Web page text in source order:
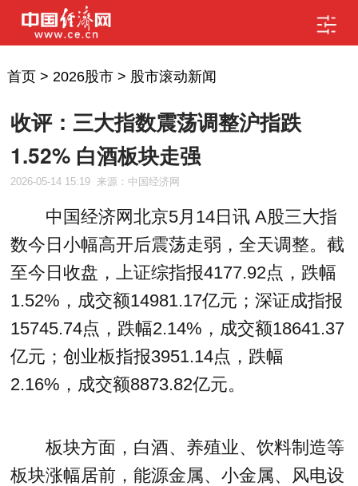
首页> 2026股市> 股市滚动新闻
收评：三大指数震荡调整沪指跌
1.52% 白酒板块走强
2026-05-14 15:19 来源：中国经济网
中国经济网北京5月14日讯 A股三大指
数今日小幅高开后震荡走弱，全天调整。截
至今日收盘，上证综指报4177.92点，跌幅
1.52%，成交额14981.17亿元；深证成指报
15745.74点，跌幅2.14%，成交额18641.37
亿元；创业板指报3951.14点，跌幅
2.16%，成交额8873.82亿元。
板块方面，白酒、养殖业、饮料制造等
板块涨幅居前，能源金属、小金属、风电设